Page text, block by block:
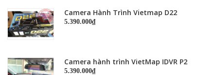
Camera Hành Trình Vietmap D22
5.390.000₫
Camera hành trình VietMap IDVR P2
5.390.000₫